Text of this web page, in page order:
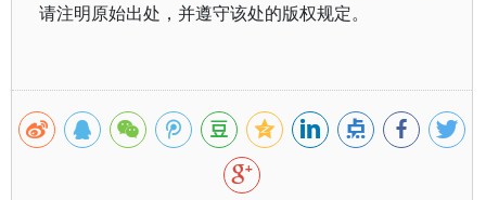
请注明原始出处，并遵守该处的版权规定。